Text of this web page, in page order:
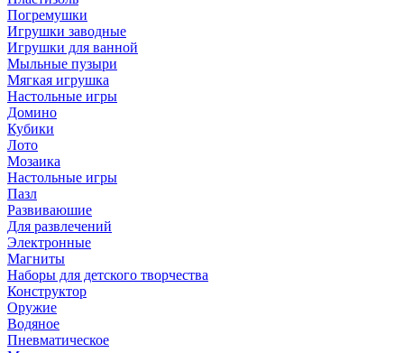
Погремушки
Игрушки заводные
Игрушки для ванной
Мыльные пузыри
Мягкая игрушка
Настольные игры
Домино
Кубики
Лото
Мозаика
Настольные игры
Пазл
Развиваюшие
Для развлечений
Электронные
Магниты
Наборы для детского творчества
Конструктор
Оружие
Водяное
Пневматическое